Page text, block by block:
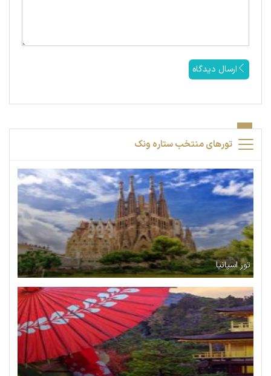
ارسال دیدگاه
تورهای منتخب ستاره ونک
تور اسپانیا